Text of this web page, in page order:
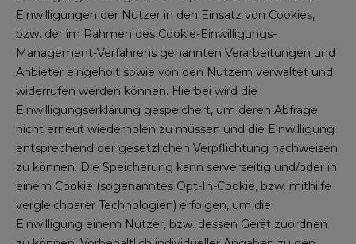
Einwilligungen der Nutzer in den Einsatz von Cookies,
bzw. der im Rahmen des Cookie-Einwilligungs-
Management-Verfahrens genannten Verarbeitungen und
Anbieter eingeholt sowie von den Nutzern verwaltet und
widerrufen werden können. Hierbei wird die
Einwilligungserklärung gespeichert, um deren Abfrage
nicht erneut wiederholen zu müssen und die Einwilligung
entsprechend der gesetzlichen Verpflichtung nachweisen
zu können. Die Speicherung kann serverseitig und/oder in
einem Cookie (sogenanntes Opt-In-Cookie, bzw. mithilfe
vergleichbarer Technologien) erfolgen, um die
Einwilligung einem Nutzer, bzw. dessen Gerät zuordnen